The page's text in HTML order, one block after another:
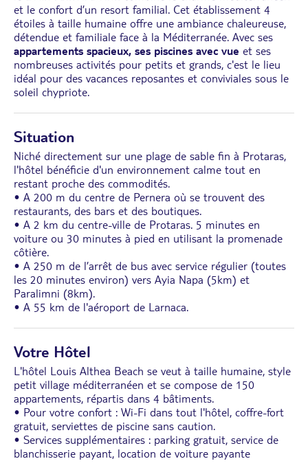
et le confort d’un resort familial. Cet établissement 4
étoiles à taille humaine offre une ambiance chaleureuse,
détendue et familiale face à la Méditerranée. Avec ses
appartements spacieux, ses piscines avec vue et ses
nombreuses activités pour petits et grands, c'est le lieu
idéal pour des vacances reposantes et conviviales sous le
soleil chypriote.
Situation
Niché directement sur une plage de sable fin à Protaras,
l'hôtel bénéficie d'un environnement calme tout en
restant proche des commodités.
• A 200 m du centre de Pernera où se trouvent des
restaurants, des bars et des boutiques.
• A 2 km du centre-ville de Protaras. 5 minutes en
voiture ou 30 minutes à pied en utilisant la promenade
côtière.
• A 250 m de l’arrêt de bus avec service régulier (toutes
les 20 minutes environ) vers Ayia Napa (5km) et
Paralimni (8km).
• A 55 km de l'aéroport de Larnaca.
Votre Hôtel
L'hôtel Louis Althea Beach se veut à taille humaine, style
petit village méditerranéen et se compose de 150
appartements, répartis dans 4 bâtiments.
• Pour votre confort : Wi-Fi dans tout l'hôtel, coffre-fort
gratuit, serviettes de piscine sans caution.
• Services supplémentaires : parking gratuit, service de
blanchisserie payant, location de voiture payante